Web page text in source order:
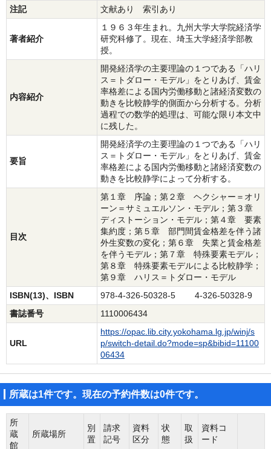
注記
文献あり 索引あり
著者紹介
１９６３年生まれ。九州大学大学院経済学
研究科修了。現在、埼玉大学経済学部教
授。
内容紹介
開発経済学の主要理論の１つである「ハリ
ス＝トダロー・モデル」をとりあげ、賃金
率格差による国内労働移動と諸経済変数の
動きを比較静学的側面から分析する。分析
過程での数学的処理は、可能な限り本文中
に残した。
要旨
開発経済学の主要理論の１つである「ハリ
ス＝トダロー・モデル」をとりあげ、賃金
率格差による国内労働移動と諸経済変数の
動きを比較静学によって分析する。
目次
第１章 序論；第２章 ヘクシャー＝オリ
ーン＝サミュエルソン・モデル；第３章
ディストーション・モデル；第４章 要素
集約度；第５章 部門間賃金格差を伴う諸
外生変数の変化；第６章 失業と賃金格差
を伴うモデル；第７章 特殊要素モデル；
第８章 特殊要素モデルによる比較静学；
第９章 ハリス＝トダロー・モデル
ISBN(13)、ISBN
978-4-326-50328-5 4-326-50328-9
書誌番号
1110006434
URL
https://opac.lib.city.yokohama.lg.jp/winj/s
p/switch-detail.do?mode=sp&bibid=11100
06434
所蔵は1件です。現在の予約件数は0件です。
所
蔵
館
所蔵場所
別
置
請求
記号
資料
区分
状
態
取
扱
資料コ
ード